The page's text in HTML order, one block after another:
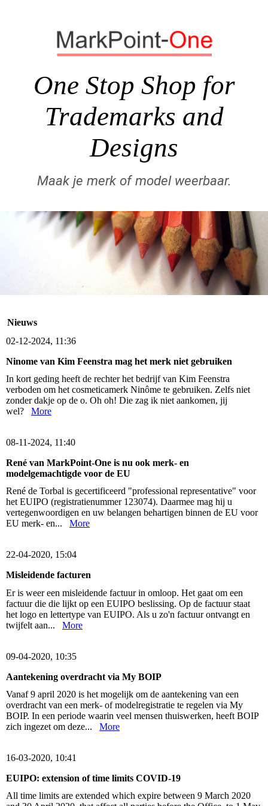
One Stop Shop for
Trademarks and
Designs
Maak je merk of model weerbaar.
Nieuws
02-12-2024, 11:36
Ninome van Kim Feenstra mag het merk niet gebruiken
In kort geding heeft de rechter het bedrijf van Kim Feenstra
verboden om het cosmeticamerk Ninôme te gebruiken. Zelfs niet
zonder dakje op de o. Oh oh! Die zag ik niet aankomen, jij
wel? More
08-11-2024, 11:40
René van MarkPoint-One is nu ook merk- en
modelgemachtigde voor de EU
René de Torbal is gecertificeerd "professional representative" voor
het EUIPO (registratienummer 123074). Daarmee mag hij u
vertegenwoordigen en uw belangen behartigen binnen de EU voor
EU merk- en... More
22-04-2020, 15:04
Misleidende facturen
Er is weer een misleidende factuur in omloop. Het gaat om een
factuur die die lijkt op een EUIPO beslissing. Op de factuur staat
het logo en lettertype van EUIPO. Als u zo'n factuur ontvangt en
twijfelt aan... More
09-04-2020, 10:35
Aantekening overdracht via My BOIP
Vanaf 9 april 2020 is het mogelijk om de aantekening van een
overdracht van een merk- of modelregistratie te regelen via My
BOIP. In een periode waarin veel mensen thuiswerken, heeft BOIP
zich ingezet om deze... More
16-03-2020, 10:41
EUIPO: extension of time limits COVID-19
All time limits are extended which expire between 9 March 2020